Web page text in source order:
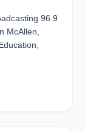
96.9
McAllen,